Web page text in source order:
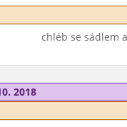
chléb se sádlem
2018